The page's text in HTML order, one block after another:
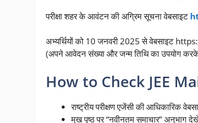
परीक्षा शहर के आवंटन की अग्रिम सूचना वेबसाइट
अभ्यर्थियों को 10 जनवरी 2025 से वेबसाइट
(अपने आवेदन संख्या और जन्म तिथि का उपयोग करके)
How to Check JEE
राष्ट्रीय परीक्षण एजेंसी की आधिकारिक
मुख पृष्ठ पर “नवीनतम समाचार” अनुभाग